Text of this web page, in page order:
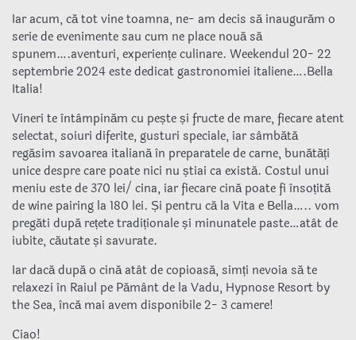
Iar acum, că tot vine toamna, ne- am decis să inaugurăm o
serie de evenimente sau cum ne place nouă să
spunem….aventuri, experiențe culinare. Weekendul 20- 22
septembrie 2024 este dedicat gastronomiei italiene….Bella
Italia!
Vineri te întâmpinăm cu pește și fructe de mare, fiecare atent
selectat, soiuri diferite, gusturi speciale, iar sâmbătă
regăsim savoarea italiană în preparatele de carne, bunătăți
unice despre care poate nici nu știai ca există. Costul unui
meniu este de 370 lei/ cina, iar fiecare cină poate fi însoțită
de wine pairing la 180 lei. Și pentru că la Vita e Bella….. vom
pregăti după rețete tradiționale și minunatele paste…atât de
iubite, căutate și savurate.
Iar dacă după o cină atât de copioasă, simți nevoia să te
relaxezi în Raiul pe Pământ de la Vadu, Hypnose Resort by
the Sea, încă mai avem disponibile 2- 3 camere!
Ciao!